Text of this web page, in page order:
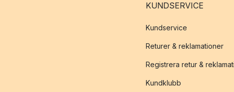
KUNDSERVICE
Kundservice
Returer & reklamationer
Registrera retur &
Kundklubb